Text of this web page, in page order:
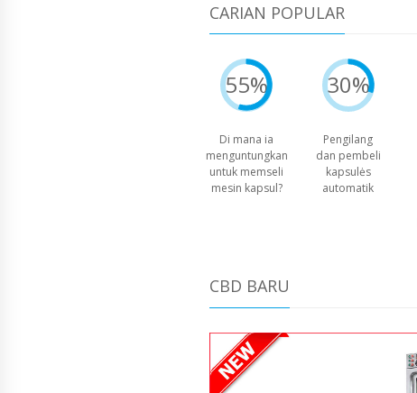
CARIAN POPULAR
55%
Di mana ia
menguntungkan
untuk memseli
mesin kapsul?
30%
Pengilang
dan pembeli
kapsulės
automatik
CBD BARU